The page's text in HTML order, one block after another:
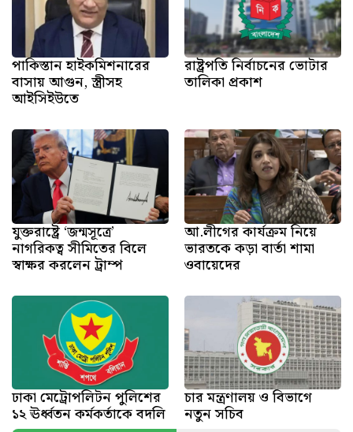
পাকিস্তান হাইকমিশনারের
বাসায় আগুন, স্ত্রীসহ
আইসিইউতে
রাষ্ট্রপতি নির্বাচনের ভোটার
তালিকা প্রকাশ
যুক্তরাষ্ট্রে ‘জন্মসূত্রে’
নাগরিকত্ব সীমিতের বিলে
স্বাক্ষর করলেন ট্রাম্প
আ.লীগের কার্যক্রম নিয়ে
ভারতকে কড়া বার্তা শামা
ওবায়েদের
ঢাকা মেট্রোপলিটন পুলিশের
১২ ঊর্ধ্বতন কর্মকর্তাকে বদলি
চার মন্ত্রণালয় ও বিভাগে
নতুন সচিব